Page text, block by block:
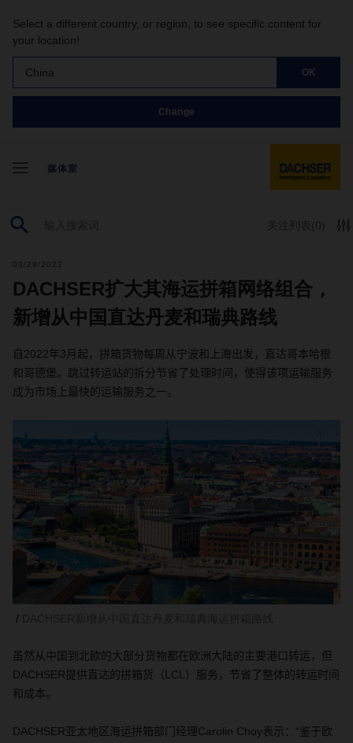
Select a different country, or region, to see specific content for
your location!
China OK
Change
媒体室
关注列表 (0)
03/29/2022
DACHSER扩大其海运拼箱网络组合，
新增从中国直达丹麦和瑞典路线
自2022年3月起 ， 拼箱货物每周从宁波和上海出发 ， 直达哥本哈根
和哥德堡。跳过转运站的拆分节省了处理时间，使得该项运输服务
成为市场上最快的运输服务之一。
虽然从中国到北欧的大部分货物都在欧洲大陆的主要港口转运，但
DACHSER提供直达的拼箱货（LCL ）服务，节省了整体的转运时间
和成本。
DACHSER亚太地区海运拼箱部门经理Carolin Choy表示： “鉴于欧